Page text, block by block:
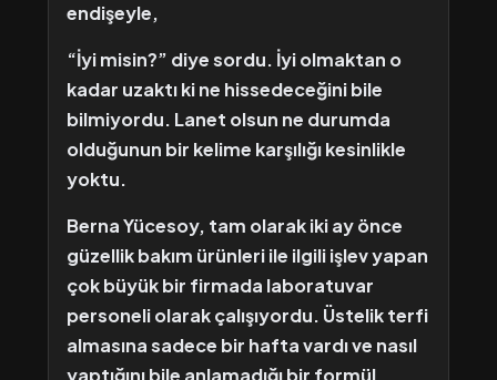
endişeyle,
“İyi misin?” diye sordu. İyi olmaktan o
kadar uzaktı ki ne hissedeceğini bile
bilmiyordu. Lanet olsun ne durumda
olduğunun bir kelime karşılığı kesinlikle
yoktu.
Berna Yücesoy, tam olarak iki ay önce
güzellik bakım ürünleri ile ilgili işlev yapan
çok büyük bir firmada laboratuvar
personeli olarak çalışıyordu. Üstelik terfi
almasına sadece bir hafta vardı ve nasıl
yaptığını bile anlamadığı bir formül